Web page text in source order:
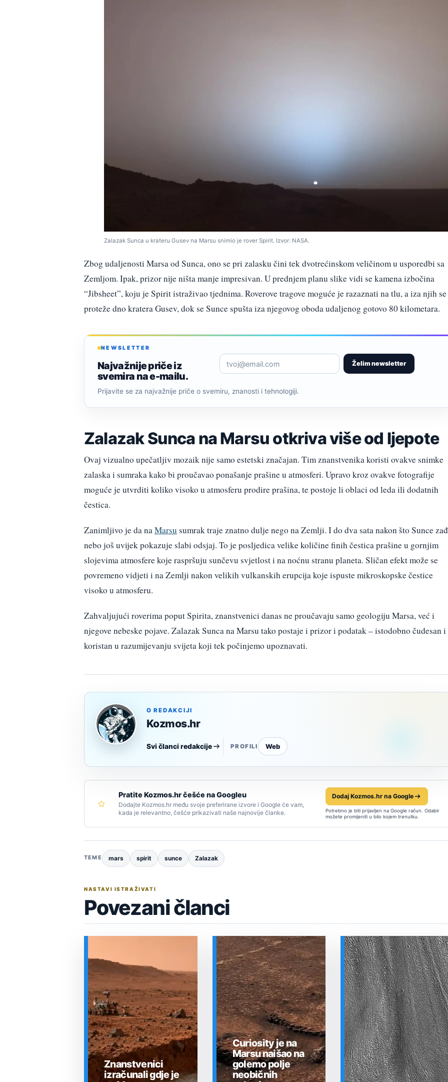
Zalazak Sunca u krateru Gusev na Marsu snimio je rover Spirit. Izvor: NASA.
Zbog udaljenosti Marsa od Sunca, ono se pri zalasku čini tek dvotrećinskom veličinom u usporedbi sa
Zemljom. Ipak, prizor nije ništa manje impresivan. U prednjem planu slike vidi se kamena izbočina
“Jibsheet”, koju je Spirit istraživao tjednima. Roverove tragove moguće je razaznati na tlu, a iza njih se
proteže dno kratera Gusev, dok se Sunce spušta iza njegovog oboda udaljenog gotovo 80 kilometara.
NEWSLETTER
Najvažnije priče iz
svemira na e-mailu.
Želim newsletter
Prijavite se za najvažnije priče o svemiru, znanosti i tehnologiji.
Zalazak Sunca na Marsu otkriva više od ljepote
Ovaj vizualno upečatljiv mozaik nije samo estetski značajan. Tim znanstvenika koristi ovakve snimke
zalaska i sumraka kako bi proučavao ponašanje prašine u atmosferi. Upravo kroz ovakve fotografije
moguće je utvrditi koliko visoko u atmosferu prodire prašina, te postoje li oblaci od leda ili dodatnih
čestica.
Zanimljivo je da naMarsu sumrak traje znatno dulje nego na Zemlji. I do dva sata nakon što Sunce
nebo još uvijek pokazuje slabi odsjaj. To je posljedica velike količine finih čestica prašine u gornjim
slojevima atmosfere koje raspršuju sunčevu svjetlost i na noćnu stranu planeta. Sličan efekt može se
povremeno vidjeti i na Zemlji nakon velikih vulkanskih erupcija koje ispuste mikroskopske čestice
visoko u atmosferu.
Zahvaljujući roverima poput Spirita, znanstvenici danas ne proučavaju samo geologiju Marsa, već i
njegove nebeske pojave. Zalazak Sunca na Marsu tako postaje i prizor i podatak – istodobno čudesan i
koristan u razumijevanju svijeta koji tek počinjemo upoznavati.
O REDAKCIJI
Kozmos.hr
Svi članci redakcije PROFILI Web
Pratite Kozmos.hr češće na Googleu
Dodajte Kozmos.hr među svoje preferirane izvore i Google će vam,
kada je relevantno, češće prikazivati naše najnovije članke.
Dodaj Kozmos.hr na Google
Potrebno je biti prijavljen na Google račun. Odabir
možete promijeniti u bilo kojem trenutku.
TEME mars spirit sunce Zalazak
NASTAVI ISTRAŽIVATI
Povezani članci
Znanstvenici
izračunali gdje je
Curiosity je na
Marsu naišao na
golemo polje
neobičnih